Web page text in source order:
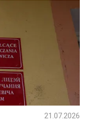
21.07.2026